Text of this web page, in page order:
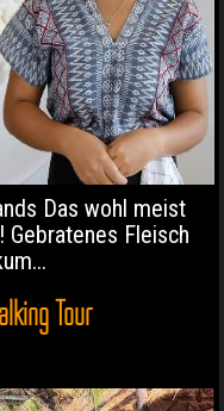
Das wohl meist
Gebratenes Fleisch
Tour